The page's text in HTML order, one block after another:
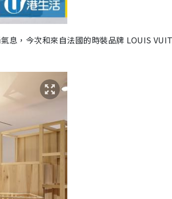
息，今次和來自法國的時裝品牌 LOUIS